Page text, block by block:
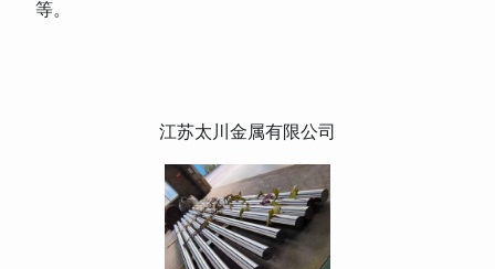
等。
江苏太川金属有限公司